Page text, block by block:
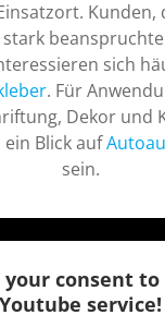
Kunden,
sich
. Für
Dekor und
Blick auf
sein.
your consent
Youtube service!